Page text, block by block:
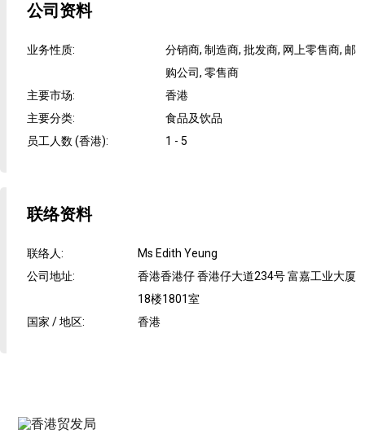
公司资料
业务性质:
分销商, 制造商, 批发商, 网上零售商, 邮
购公司, 零售商
主要市场:
香港
主要分类:
食品及饮品
员工人数 (香港): 1 - 5
联络资料
联络人:
Ms Edith Yeung
公司地址:
香港香港仔 香港仔大道234号 富嘉工业大厦
18楼1801室
国家 / 地区: 香港